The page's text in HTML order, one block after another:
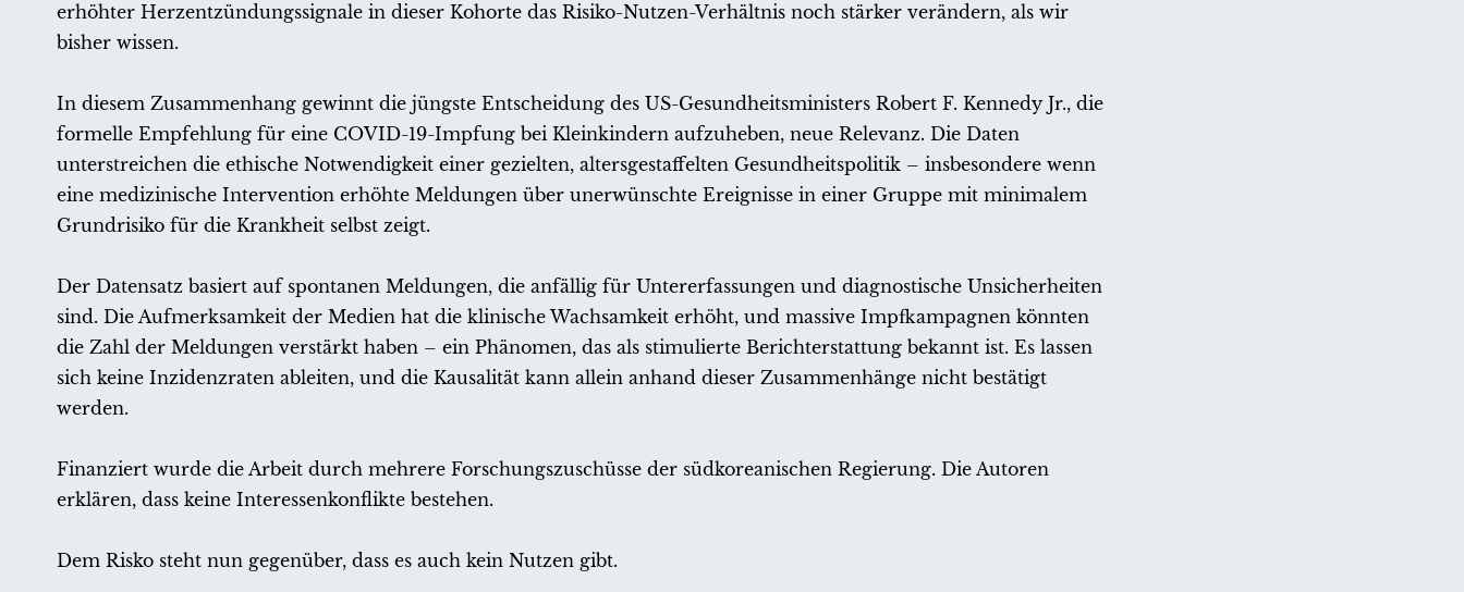
erhöhter Herzentzündungssignale in dieser Kohorte das Risiko-Nutzen-Verhältnis noch stärker verändern, als wir
bisher wissen.
In diesem Zusammenhang gewinnt die jüngste Entscheidung des US-Gesundheitsministers Robert F. Kennedy Jr., die
formelle Empfehlung für eine COVID-19-Impfung bei Kleinkindern aufzuheben, neue Relevanz. Die Daten
unterstreichen die ethische Notwendigkeit einer gezielten, altersgestaffelten Gesundheitspolitik – insbesondere wenn
eine medizinische Intervention erhöhte Meldungen über unerwünschte Ereignisse in einer Gruppe mit minimalem
Grundrisiko für die Krankheit selbst zeigt.
Der Datensatz basiert auf spontanen Meldungen, die anfällig für Untererfassungen und diagnostische Unsicherheiten
sind. Die Aufmerksamkeit der Medien hat die klinische Wachsamkeit erhöht, und massive Impfkampagnen könnten
die Zahl der Meldungen verstärkt haben – ein Phänomen, das als stimulierte Berichterstattung bekannt ist. Es lassen
sich keine Inzidenzraten ableiten, und die Kausalität kann allein anhand dieser Zusammenhänge nicht bestätigt
werden.
Finanziert wurde die Arbeit durch mehrere Forschungszuschüsse der südkoreanischen Regierung. Die Autoren
erklären, dass keine Interessenkonflikte bestehen.
Dem Risko steht nun gegenüber, dass es auch kein Nutzen gibt.